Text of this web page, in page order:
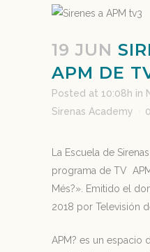
19 JUN
APM DE
Posted at 10:08h in
Sirenas Academy
0
La Escuela de
programa de TV
Més?». Emitido el
2018 por Televisión
APM? es un espacio